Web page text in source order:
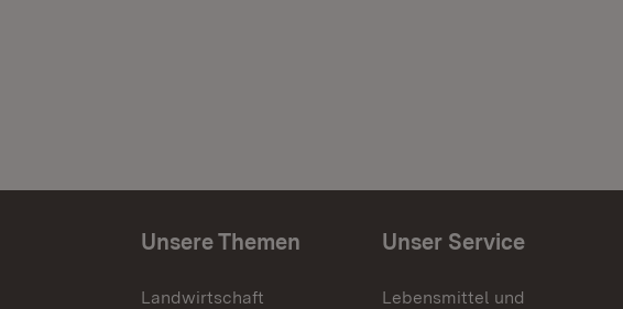
Unsere Themen
Landwirtschaft
Unser Service
Lebensmittel und